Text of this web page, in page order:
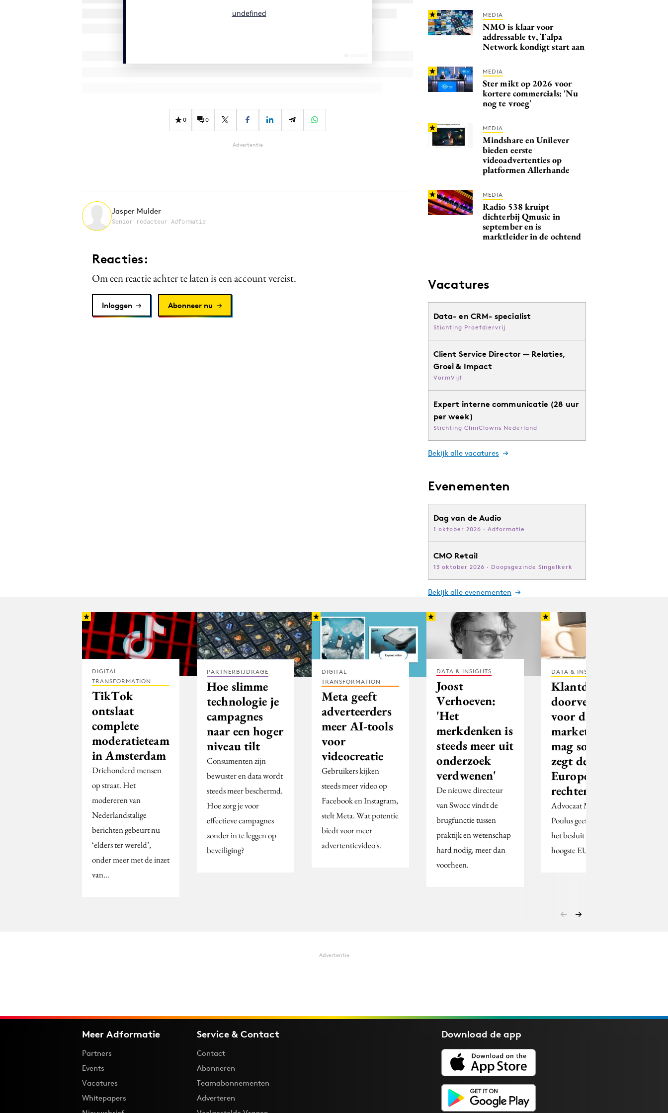
0 0
Advertentie
Jasper Mulder
Senior redacteur Adformatie
Reacties:
Om een reactie achter te laten is een account vereist.
Inloggen Abonneer nu
MEDIA
NMO is klaar voor
addressable tv, Talpa
Network kondigt start aan
MEDIA
Ster mikt op 2026 voor
kortere commercials: 'Nu
nog te vroeg'
MEDIA
Mindshare en Unilever
bieden eerste
videoadvertenties op
platformen Allerhande
MEDIA
Radio 538 kruipt
dichterbij Qmusic in
september en is
marktleider in de ochtend
Vacatures
Data- en CRM- specialist
Stichting Proefdiervrij
Client Service Director — Relaties,
Groei & Impact
VormVijf
Expert interne communicatie (28 uur
per week)
Stichting CliniClowns Nederland
Bekijk alle vacatures
Evenementen
Dag van de Audio
1 oktober 2026 · Adformatie
CMO Retail
13 oktober 2026 · Doopsgezinde Singelkerk
Bekijk alle evenementen
DIGITAL
TRANSFORMATION
TikTok
ontslaat
complete
moderatieteam
in Amsterdam
Driehonderd mensen
op straat. Het
modereren van
Nederlandstalige
berichten gebeurt nu
‘elders ter wereld’,
onder meer met de inzet
van…
PARTNERBIJDRAGE
Hoe slimme
technologie je
campagnes
naar een hoger
niveau tilt
Consumenten zijn
bewuster en data wordt
steeds meer beschermd.
Hoe zorg je voor
effectieve campagnes
zonder in te leggen op
beveiliging?
DIGITAL
TRANSFORMATION
Meta geeft
adverteerders
meer AI-tools
voor
videocreatie
Gebruikers kijken
steeds meer video op
Facebook en Instagram,
stelt Meta. Wat potentie
biedt voor meer
advertentievideo's.
DATA & INSIGHTS
Joost
Verhoeven:
'Het
merkdenken is
steeds meer uit
onderzoek
verdwenen'
De nieuwe directeur
van Swocc vindt de
brugfunctie tussen
praktijk en wetenschap
hard nodig, meer dan
voorheen.
DATA & INSIGHTS
Klantdata
doorverkopen
voor direct
marketing
mag soms,
zegt de
Europese
rechter
Advocaat Martijn
Poulus geeft uitleg over
het besluit van de
hoogste EU-rechter.
Advertentie
Meer Adformatie
Partners
Events
Vacatures
Whitepapers
Service & Contact
Contact
Abonneren
Teamabonnementen
Adverteren
Download deapp